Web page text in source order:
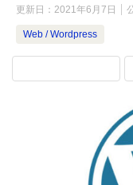
更新日： 2021年6月7日
Web / Wordpress